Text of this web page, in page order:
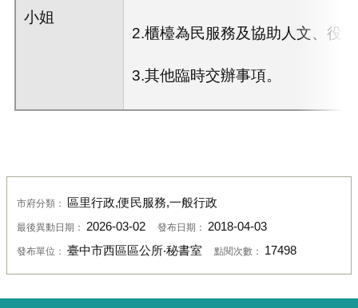
小姐
2.櫃檯為民服務及協助人文、役
3.其他臨時交辦事項。
市府分類： 區里行政,便民服務,一般行政
最後異動日期： 2026-03-02 發布日期： 2018-04-03
發布單位： 臺中市西區區公所‧秘書室 點閱次數： 17498